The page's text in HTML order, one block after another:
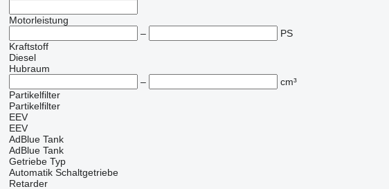
Motorleistung
–
PS
Kraftstoff
Diesel
Hubraum
–
cm³
Partikelfilter
Partikelfilter
EEV
EEV
AdBlue Tank
AdBlue Tank
Getriebe Typ
Automatik Schaltgetriebe
Retarder